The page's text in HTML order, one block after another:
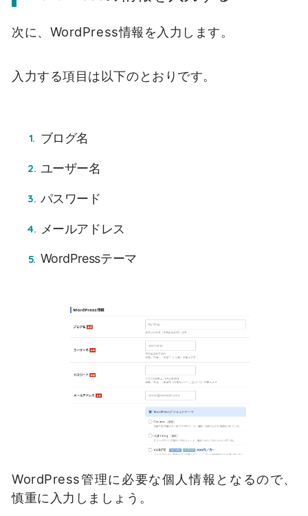
次に、WordPress情報を入力します。
入力する項目は以下のとおりです。
ブログ名
ユーザー名
パスワード
メールアドレス
WordPressテーマ
WordPress管理に必要な個人情報となるので、
慎重に入力しましょう。